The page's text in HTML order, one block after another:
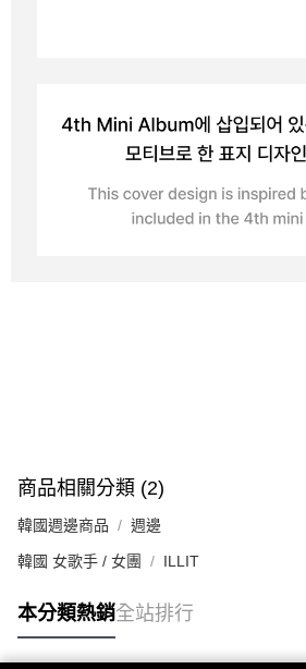
商品相關分類 (2)
韓國週邊商品 週邊
韓國 女歌手 / 女團 ILLIT
本分類熱銷全站排行